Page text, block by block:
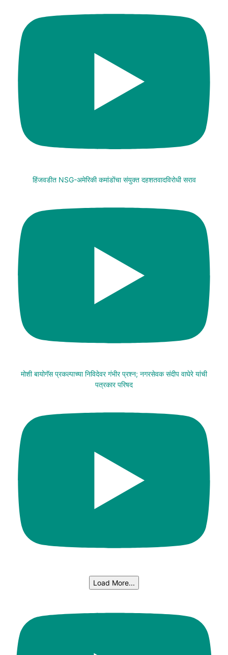
हिंजवडीत NSG-अमेरिकी कमांडोंचा संयुक्त दहशतवादविरोधी सराव
मोशी बायोगॅस प्रकल्पाच्या निविदेवर गंभीर प्रश्न; नगरसेवक संदीप वाघेरे यांची
पत्रकार परिषद
Load More...